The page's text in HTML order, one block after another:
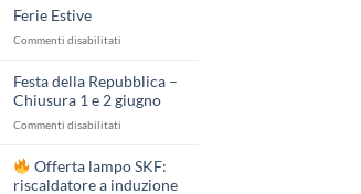
Ferie Estive
Commenti disabilitatisu
Estive
Festa della Repubblica –
Chiusura 1 e 2 giugno
Commenti disabilitatisu
della
Repubblica
Offerta lampo SKF:
riscaldatore a induzione